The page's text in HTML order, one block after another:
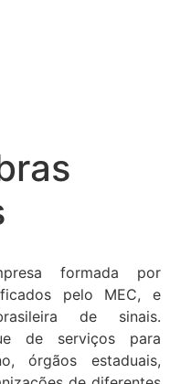
formada por
pelo MEC, e
de sinais.
de serviços para
órgãos estaduais,